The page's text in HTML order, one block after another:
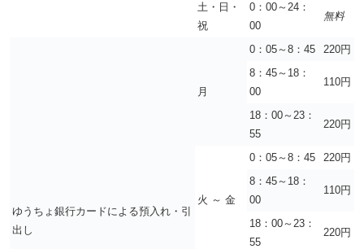
土・日・
祝
0：00～24：
00
無料
ゆうちょ銀行カードによる預入れ・引
出し
月
0：05～8：45
220円
8：45～18：
00
110円
18：00～23：
55
220円
火 ～ 金
0：05～8：45
220円
8：45～18：
00
110円
18：00～23：
55
220円